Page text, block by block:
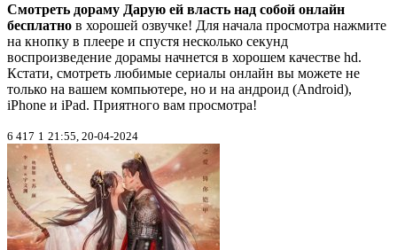
Смотреть дораму Дарую ей власть над собой онлайн
бесплатно в хорошей озвучке! Для начала просмотра нажмите
на кнопку в плеере и спустя несколько секунд
воспроизведение дорамы начнется в хорошем качестве hd.
Кстати, смотреть любимые сериалы онлайн вы можете не
только на вашем компьютере, но и на андроид (Android),
iPhone и iPad. Приятного вам просмотра!
6 417 1 21:55, 20-04-2024